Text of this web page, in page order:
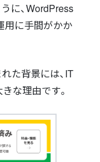
に、WordPress
用に手間がかか
た背景には、IT
な理由です。